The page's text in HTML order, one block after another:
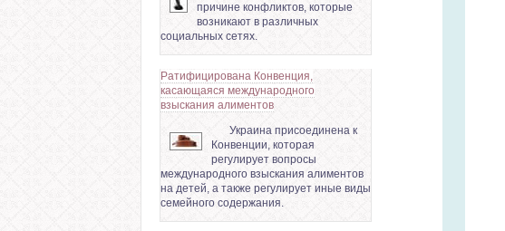
причине конфликтов, которые
возникают в различных
социальных сетях.
Ратифицирована Конвенция,
касающаяся международного
взыскания алиментов
Украина присоединена к
Конвенции, которая
регулирует вопросы
международного взыскания алиментов
на детей, а также регулирует иные виды
семейного содержания.